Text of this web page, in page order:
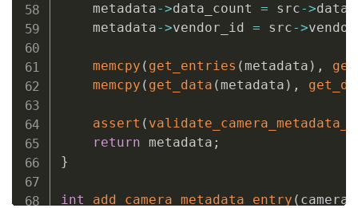
    metadata
->data_count = src->
    metadata
->vendor_id = src->
memcpy ( get_entries (metadata ) ,
memcpy ( get_data (metadata ) ,
assert (
return metadata ;
}
int add_camera_metadata_entry (